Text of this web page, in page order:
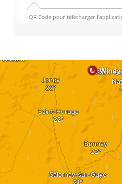
QR Code pour télécharger